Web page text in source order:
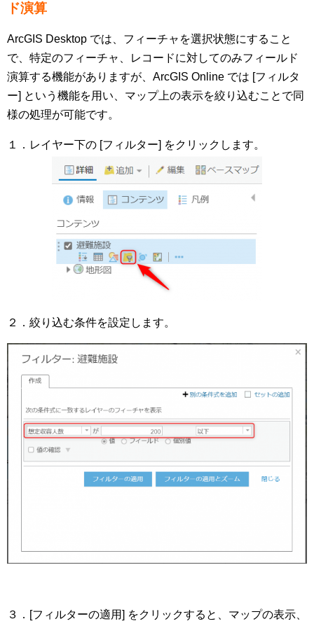
ド演算
ArcGIS Desktop では、フィーチャを選択状態にすること
で、特定のフィーチャ、レコードに対してのみフィールド
演算する機能がありますが、ArcGIS Online では [フィルタ
ー] という機能を用い、マップ上の表示を絞り込むことで同
様の処理が可能です。
１．レイヤー下の [フィルター] をクリックします。
２．絞り込む条件を設定します。
３．[フィルターの適用] をクリックすると、マップの表示、